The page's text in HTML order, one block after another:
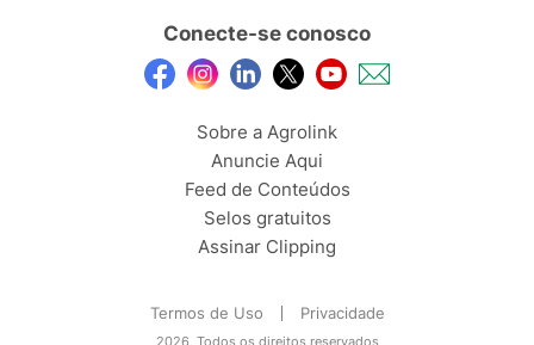
Conecte-se conosco
Sobre a Agrolink
Anuncie Aqui
Feed de Conteúdos
Selos gratuitos
Assinar Clipping
Termos de Uso Privacidade
2026, Todos os direitos reservados